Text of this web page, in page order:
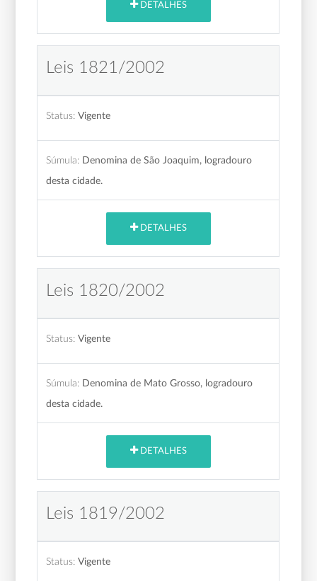
DETALHES
Leis 1821/2002
Status: Vigente
Súmula: Denomina de São Joaquim, logradouro
desta cidade.
DETALHES
Leis 1820/2002
Status: Vigente
Súmula: Denomina de Mato Grosso, logradouro
desta cidade.
DETALHES
Leis 1819/2002
Status: Vigente